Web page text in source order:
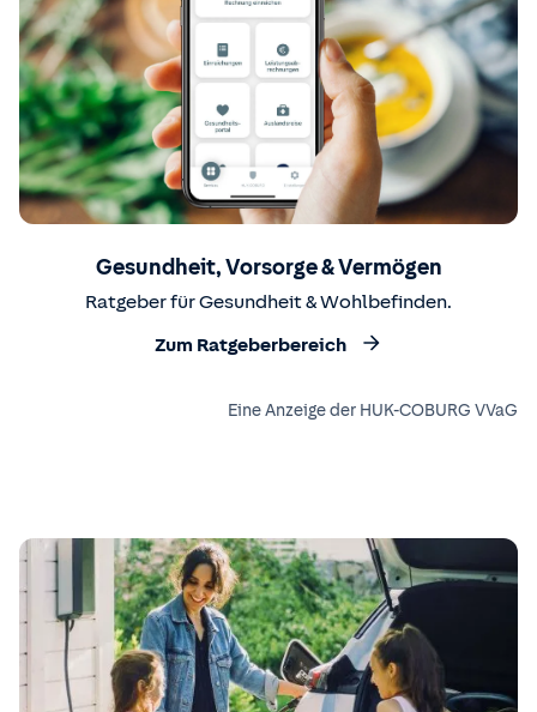
Gesundheit, Vorsorge & Vermögen
Ratgeber für Gesundheit & Wohlbefinden.
Zum Ratgeberbereich
Eine Anzeige der HUK-COBURG VVaG